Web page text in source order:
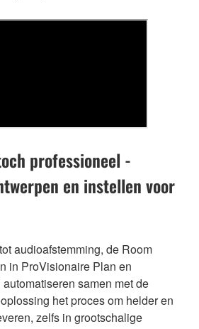
professioneel -
en instellen voor
audioafstemming, de Room
in ProVisionaire Plan en
samen met de
het proces om helder en
zelfs in grootschalige